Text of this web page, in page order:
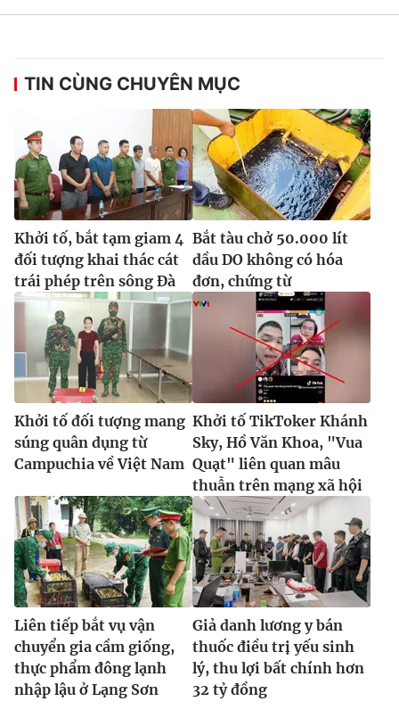
TIN CÙNG CHUYÊN MỤC
Khởi tố, bắt tạm giam 4
đối tượng khai thác cát
trái phép trên sông Đà
Bắt tàu chở 50.000 lít
dầu DO không có hóa
đơn, chứng từ
Khởi tố đối tượng mang
súng quân dụng từ
Campuchia về Việt Nam
Khởi tố TikToker Khánh
Sky, Hồ Văn Khoa, "Vua
Quạt" liên quan mâu
thuẫn trên mạng xã hội
Liên tiếp bắt vụ vận
chuyển gia cầm giống,
thực phẩm đông lạnh
nhập lậu ở Lạng Sơn
Giả danh lương y bán
thuốc điều trị yếu sinh
lý, thu lợi bất chính hơn
32 tỷ đồng